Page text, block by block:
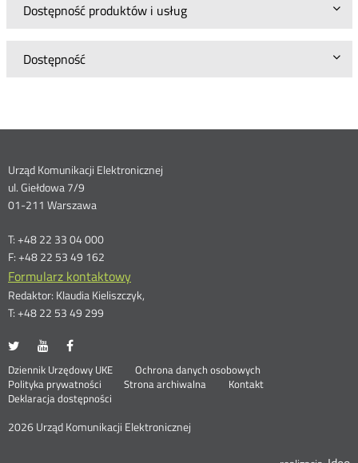
Dostępność produktów i usług
Dostępność
Dane
kontaktowe
Urząd Komunikacji Elektronicznej
ul. Giełdowa 7/9
01-211 Warszawa
T: +48 22 33 04 000
F: +48 22 53 49 162
Formularz kontaktowy
Redaktor: Klaudia Kieliszczyk,
T: +48 22 53 49 299
UKE
portalu
Twitter
Otwórz
nowym
oknie
UKE
portalu
Youtube
Otwórz
nowym
oknie
portalu
Facebook
nowym
oknie
Stopka
menu
Dziennik Urzędowy UKE Otwórz
Ochrona danych osobowych
Polityka prywatności
Otwórz
w
oknie
Strona archiwalna
Kontakt
Deklaracja dostępności
2026 Urząd Komunikacji Elektronicznej